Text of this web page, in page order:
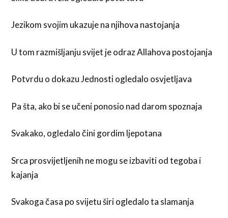
Jezikom svojim ukazuje na njihova nastojanja
U tom razmišljanju svijet je odraz Allahova postojanja
Potvrdu o dokazu Jednosti ogledalo osvjetljava
Pa šta, ako bi se učeni ponosio nad darom spoznaja
Svakako, ogledalo čini gordim ljepotana
Srca prosvijetljenih ne mogu se izbaviti od tegoba i
kajanja
Svakoga časa po svijetu širi ogledalo ta slamanja